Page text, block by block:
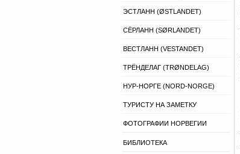
ЭСТЛАНН (ØSTLANDET)
СЁРЛАНН (SØRLANDET)
ВЕСТЛАНН (VESTANDET)
ТРЁНДЕЛАГ (TRØNDELAG)
НУР-НОРГЕ (NORD-NORGE)
ТУРИСТУ НА ЗАМЕТКУ
ФОТОГРАФИИ НОРВЕГИИ
БИБЛИОТЕКА